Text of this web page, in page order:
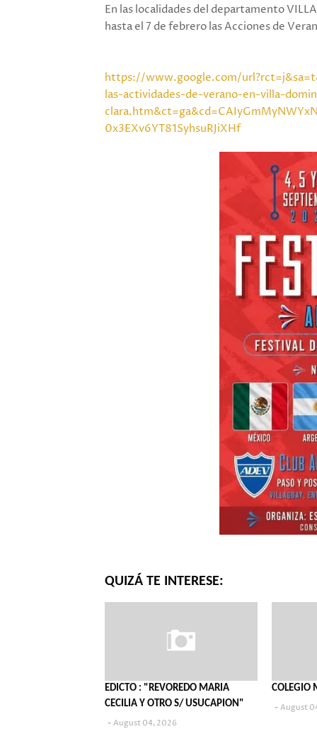
En las localidades del departamento
hasta el 7 de febrero las Acciones de
https://www.google.com/
las-actividades-de-verano-en-villa-
0x3EXv6YT81SyhsuRJiXHf
QUIZÁ TE INTERESE:
EDICTO : "REVOREDO MARIA
CECILIA Y OTRO S/ USUCAPION"
August 04, 2026
COLEGIO
August